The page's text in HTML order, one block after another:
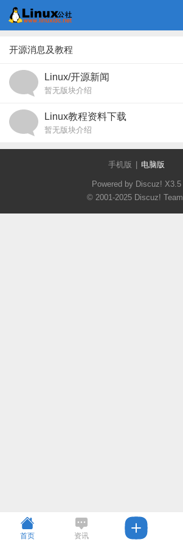
开源消息及教程
Linux/开源新闻
暂无版块介绍
Linux教程资料下载
暂无版块介绍
手机版 电脑版
Powered by Discuz! X3.5
© 2001-2025 Discuz! Team
首页 资讯